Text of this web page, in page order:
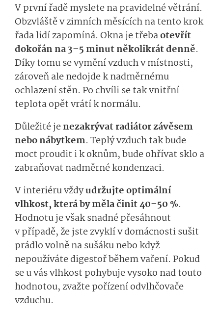
V první řadě myslete na pravidelné větrání.
Obzvláště v zimních měsících na tento krok
řada lidí zapomíná. Okna je třebaotevřít
dokořán na 3–5 minut několikrát denně.
Díky tomu se vymění vzduch v místnosti,
zároveň ale nedojde k nadměrnému
ochlazení stěn. Po chvíli se tak vnitřní
teplota opět vrátí k normálu.
Důležité jenezakrývat radiátor závěsem
nebo nábytkem. Teplý vzduch tak bude
moct proudit i k oknům, bude ohřívat sklo a
zabraňovat nadměrné kondenzaci.
V interiéru vždyudržujte optimální
vlhkost, která by měla činit 40–50 %.
Hodnotu je však snadné přesáhnout
v případě, že jste zvyklí v domácnosti sušit
prádlo volně na sušáku nebo když
nepoužíváte digestoř během vaření. Pokud
se u vás vlhkost pohybuje vysoko nad touto
hodnotou, zvažte pořízení odvlhčovače
vzduchu.